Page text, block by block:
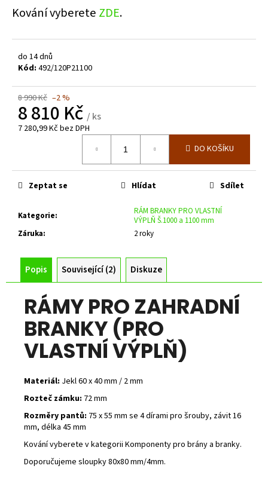
Kování vyberete ZDE.
do 14 dnů
Kód: 492/120P21100
8 990 Kč –2 %
8 810 Kč / ks
7 280,99 Kč bez DPH
DO KOŠÍKU
Kategorie:
RÁM BRANKY PRO VLASTNÍ
VÝPLŇ Š.1000 a 1100 mm
Záruka: 2 roky
Zeptat se Hlídat Sdílet
Popis Související (2) Diskuze
RÁMY PRO ZAHRADNÍ
BRANKY (PRO
VLASTNÍ VÝPLŇ)
Materiál: Jekl 60 x 40 mm / 2 mm
Rozteč zámku: 72 mm
Rozměry pantů: 75 x 55 mm se 4 dírami pro šrouby, závit 16
mm, délka 45 mm
Kování vyberete v kategorii Komponenty pro brány a branky.
Doporučujeme sloupky 80x80 mm/4mm.